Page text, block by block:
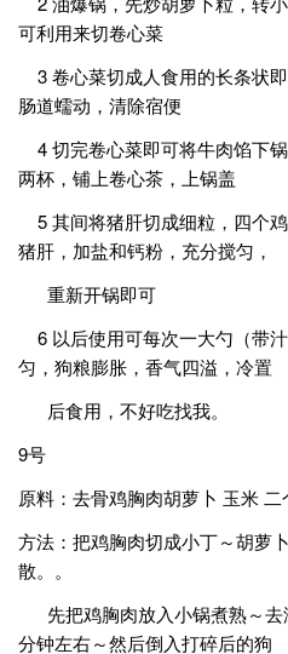
可利用来切卷心菜
3 卷心菜切成人食用的长条状
肠道蠕动，清除宿便
4 切完卷心菜即可将牛肉馅下
两杯，铺上卷心茶，上锅盖
5 其间将猪肝切成细粒，四个
猪肝，加盐和钙粉，充分搅匀，
重新开锅即可
6 以后使用可每次一大勺（带
匀，狗粮膨胀，香气四溢，冷置
后食用，不好吃找我。
9号
原料：去骨鸡胸肉胡萝卜 玉米
方法：把鸡胸肉切成小丁～胡萝
散。。
先把鸡胸肉放入小锅煮熟～去
分钟左右～然后倒入打碎后的狗